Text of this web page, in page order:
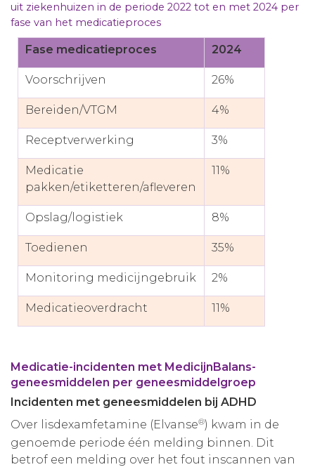
uit ziekenhuizen in de periode 2022 tot en met 2024 per
fase van het medicatieproces
Fase medicatieproces 2024
Voorschrijven 26%
Bereiden/VTGM 4%
Receptverwerking 3%
Medicatie
pakken/etiketteren/afleveren
11%
Opslag/logistiek 8%
Toedienen 35%
Monitoring medicijngebruik 2%
Medicatieoverdracht 11%
Medicatie-incidenten met MedicijnBalans-
geneesmiddelen per geneesmiddelgroep
Incidenten met geneesmiddelen bij ADHD
Over lisdexamfetamine (Elvanse®) kwam in de
genoemde periode één melding binnen. Dit
betrof een melding over het fout inscannen van